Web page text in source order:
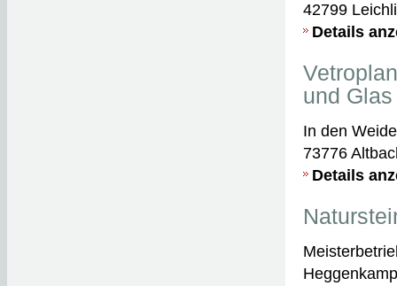
42799
Details
und
In den
73776
Details